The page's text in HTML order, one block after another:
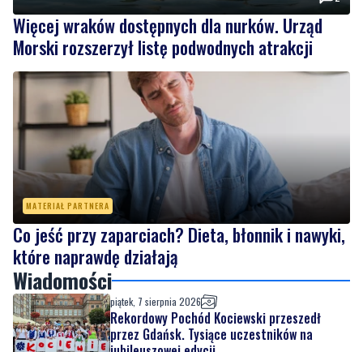
Więcej wraków dostępnych dla nurków. Urząd
Morski rozszerzył listę podwodnych atrakcji
MATERIAŁ PARTNERA
Co jeść przy zaparciach? Dieta, błonnik i nawyki,
które naprawdę działają
Wiadomości
piątek, 7 sierpnia 2026
Rekordowy Pochód Kociewski przeszedł
przez Gdańsk. Tysiące uczestników na